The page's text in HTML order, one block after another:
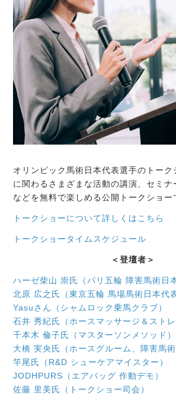
オリンピック馬術日本代表選手のトーク
に関わるさまざまな活動の講演、セミナ
などを無料で楽しめる公開トークショー
トークショーについて詳しくはこちら
トークショータイムスケジュール
＜登壇者＞
ハーゼ柴山 崇氏（パリ五輪 障害馬術日
北原 広之氏（東京五輪 馬場馬術日本代
Yasuさん（シャムロック乗馬クラブ）
石井 秀紀氏（ホースマッサージ＆ストレ
千本木 倫子氏（マスターソンメソッド）
大橋 実央氏（ホースグルーム、障害馬術
竿尾氏（R&D シューケアマイスター）
JODHPURS（エアバッグ 作動デモ）
佐藤 里美氏（トークショー司会）